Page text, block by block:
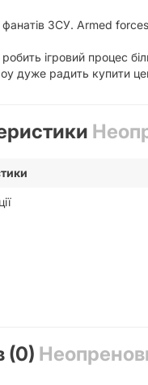
ЗСУ. Armed
ігровий процес
дуже радить купити
(0)